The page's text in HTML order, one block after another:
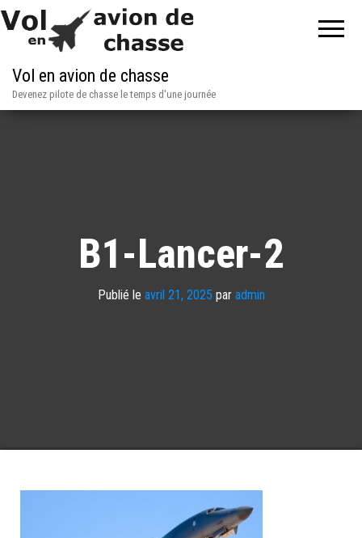
Vol en avion de chasse
Devenez pilote de chasse le temps d'une journée
B1-Lancer-2
Publié le avril 21, 2025 par admin